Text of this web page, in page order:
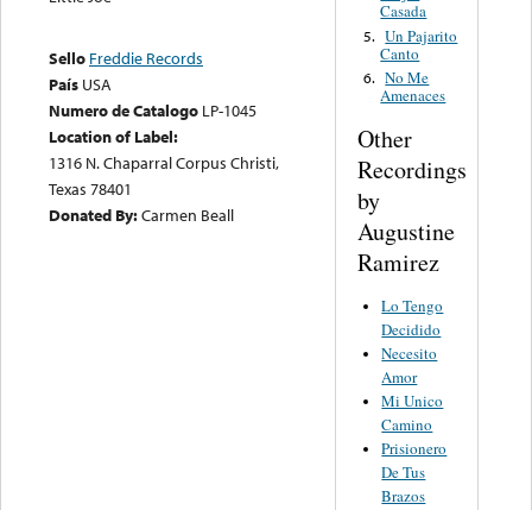
Sello Freddie Records
País USA
Numero de Catalogo LP-1045
Location of Label:
1316 N. Chaparral Corpus Christi,
Texas 78401
Donated By:Carmen Beall
Casada
5. Un Pajarito
Canto
6. No Me
Amenaces
Other
Recordings
by
Augustine
Ramirez
Lo Tengo
Decidido
Necesito
Amor
Mi Unico
Camino
Prisionero
De Tus
Brazos